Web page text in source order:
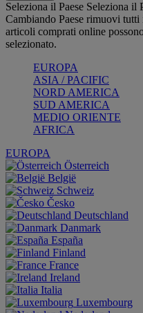
Seleziona il Paese Seleziona il
Cambiando Paese rimuovi
articoli comprati online
selezionato.
EUROPA
ASIA / PACIFIC
NORD AMERICA
SUD AMERICA
MEDIO ORIENTE
AFRICA
EUROPA
Österreich
België
Schweiz
Česko
Deutschland
Danmark
España
Finland
France
Ireland
Italia
Luxembourg